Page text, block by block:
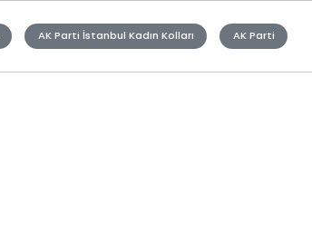
AK Parti İstanbul Kadın Kolları AK Parti